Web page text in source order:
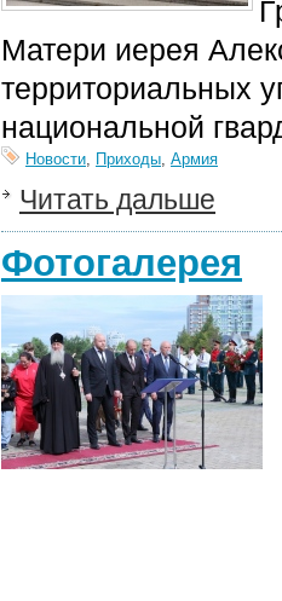
Матери иерея
территориальных
национальной
Новости, Приходы, Армия
Читать дальше
Фотогалерея